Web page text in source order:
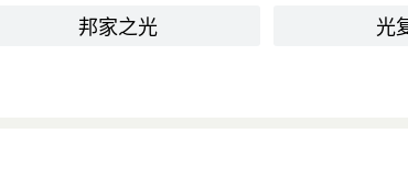
邦家之光
光